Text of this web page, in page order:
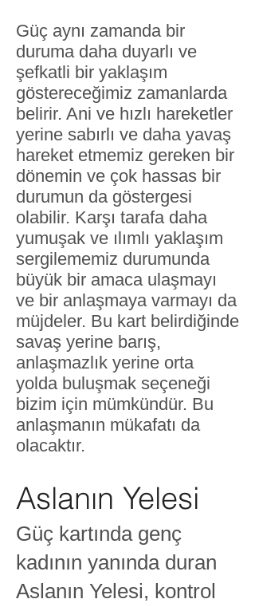
Güç aynı zamanda bir
duruma daha duyarlı ve
şefkatli bir yaklaşım
göstereceğimiz zamanlarda
belirir. Ani ve hızlı hareketler
yerine sabırlı ve daha yavaş
hareket etmemiz gereken bir
dönemin ve çok hassas bir
durumun da göstergesi
olabilir. Karşı tarafa daha
yumuşak ve ılımlı yaklaşım
sergilememiz durumunda
büyük bir amaca ulaşmayı
ve bir anlaşmaya varmayı da
müjdeler. Bu kart belirdiğinde
savaş yerine barış,
anlaşmazlık yerine orta
yolda buluşmak seçeneği
bizim için mümkündür. Bu
anlaşmanın mükafatı da
olacaktır.​
Aslanın Yelesi
Güç kartında genç
kadının yanında duran
Aslanın Yelesi, kontrol